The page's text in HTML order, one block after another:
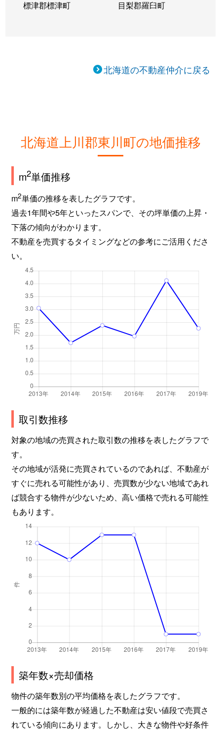
標津郡標津町 目梨郡羅臼町
北海道の不動産仲介に戻る
北海道上川郡東川町の地価推移
m2単価推移
m2単価の推移を表したグラフです。
過去1年間や5年といったスパンで、その坪単価の上昇・
下落の傾向がわかります。
不動産を売買するタイミングなどの参考にご活用くださ
い。
取引数推移
対象の地域の売買された取引数の推移を表したグラフで
す。
その地域が活発に売買されているのであれば、不動産が
すぐに売れる可能性があり、売買数が少ない地域であれ
ば競合する物件が少ないため、高い価格で売れる可能性
もあります。
築年数×売却価格
物件の築年数別の平均価格を表したグラフです。
一般的には築年数が経過した不動産は安い値段で売買さ
れている傾向にあります。しかし、大きな物件や好条件